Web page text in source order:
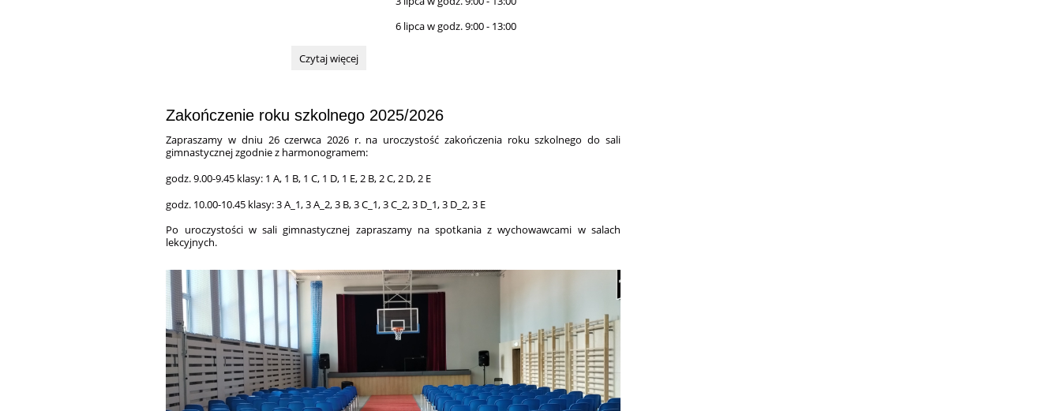
6 lipca w godz. 9:00 - 13:00
Szkolna
Czytaj więcej
Zakończenie roku szkolnego 2025/2026
Zapraszamy w dniu 26 czerwca 2026 r. na uroczystość zakończenia roku szkolnego do sali
gimnastycznej zgodnie z harmonogramem:
godz. 9.00-9.45 klasy: 1 A, 1 B, 1 C, 1 D, 1 E, 2 B, 2 C, 2 D, 2 E
godz. 10.00-10.45 klasy: 3 A_1, 3 A_2, 3 B, 3 C_1, 3 C_2, 3 D_1, 3 D_2, 3 E
Po uroczystości w sali gimnastycznej zapraszamy na spotkania z wychowawcami w salach
lekcyjnych.